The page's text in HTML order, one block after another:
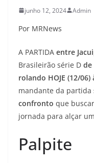
junho 12, 2024 Admin
Por MRNews
A PARTIDA entre
Brasileirão série D de
rolando HOJE (12/06)
mandante da partida
confronto que
jornada para alçar
Palpite